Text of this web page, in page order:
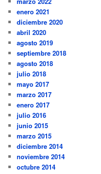
enero 2021
diciembre 2020
abril 2020
agosto 2019
septiembre 2018
agosto 2018
julio 2018
mayo 2017
marzo 2017
enero 2017
julio 2016
junio 2015
marzo 2015
diciembre 2014
noviembre 2014
octubre 2014